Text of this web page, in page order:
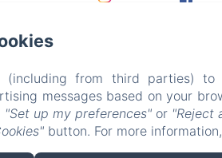
EN FR DE
(including from third parties) to
messages based on your
"Set up my preferences" or "Reject
button. For more